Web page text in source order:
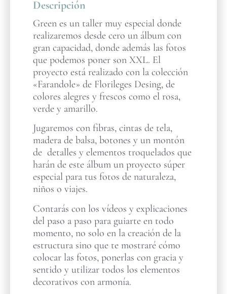
Descripción
Green es un taller muy especial donde
realizaremos desde cero un álbum con
gran capacidad, donde además las fotos
que podemos poner son XXL. El
proyecto está realizado con la colección
«Farandole» de Florileges Desing, de
colores alegres y frescos como el rosa,
verde y amarillo.
Jugaremos con fibras, cintas de tela,
madera de balsa, botones y un montón
de detalles y elementos troquelados que
harán de este álbum un proyecto súper
especial para tus fotos de naturaleza,
niños o viajes.
Contarás con los vídeos y explicaciones
del paso a paso para guiarte en todo
momento, no solo en la creación de la
estructura sino que te mostraré cómo
colocar las fotos, ponerlas con gracia y
sentido y utilizar todos los elementos
decorativos con armonía.